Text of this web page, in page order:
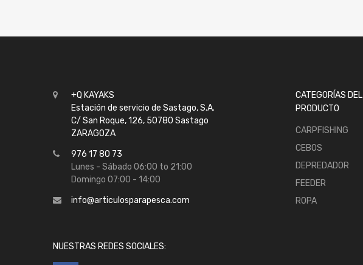
+Q KAYAKS
Estación de servicio de Sastago, S.A.
C/ San Roque, 126, 50780 Sastago
ZARAGOZA
976 17 80 73
Lunes - Sábado 06:00 to 21:00
Domingo 07:00 - 14:00
info@articulosparapesca.com
NUESTRAS REDES SOCIALES:
CATEGORÍAS DEL
PRODUCTO
CARPFISHING
CEBOS
DEPREDADOR
FEEDER
ROPA